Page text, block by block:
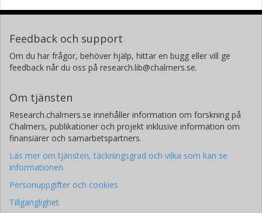
Feedback och support
Om du har frågor, behöver hjälp, hittar en bugg eller vill ge
feedback når du oss på research.lib@chalmers.se.
Om tjänsten
Research.chalmers.se innehåller information om forskning på
Chalmers, publikationer och projekt inklusive information om
finansiärer och samarbetspartners.
Läs mer om tjänsten, täckningsgrad och vilka som kan se
informationen
Personuppgifter och cookies
Tillgänglighet